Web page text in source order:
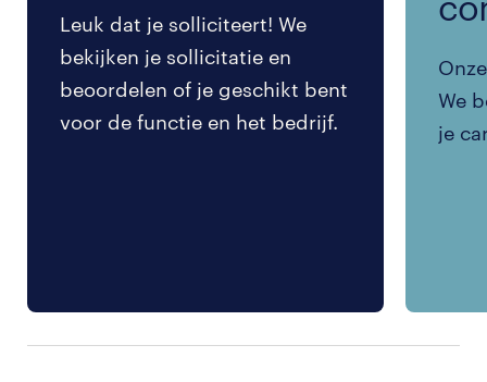
Leuk dat je solliciteert! We
bekijken je sollicitatie en
beoordelen of je geschikt bent
voor de functie en het bedrijf.
We
je